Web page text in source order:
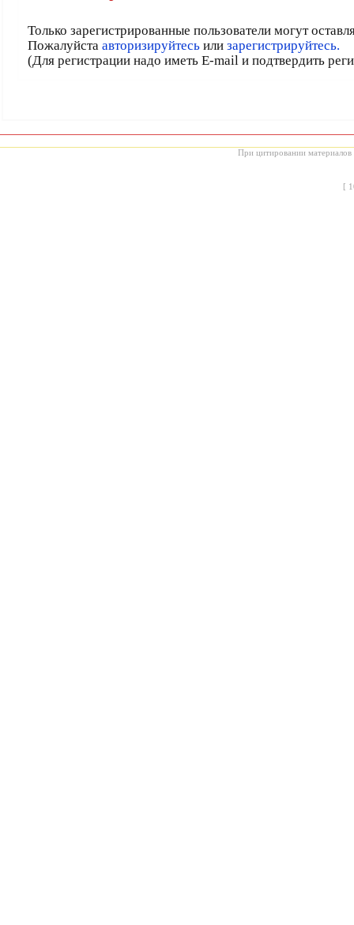
Только зарегистрированные пользователи могут
Пожалуйста авторизируйтесьили зарегистрируйтесь.
(Для регистрации надо иметь E-mail и подтвердить
При цитировании материалов
[